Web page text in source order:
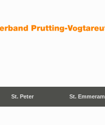
St. Peter St. Emmeram